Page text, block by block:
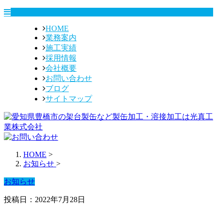
HOME
業務案内
施工実績
採用情報
会社概要
お問い合わせ
ブログ
サイトマップ
HOME >
お知らせ >
お知らせ
投稿日：2022年7月28日